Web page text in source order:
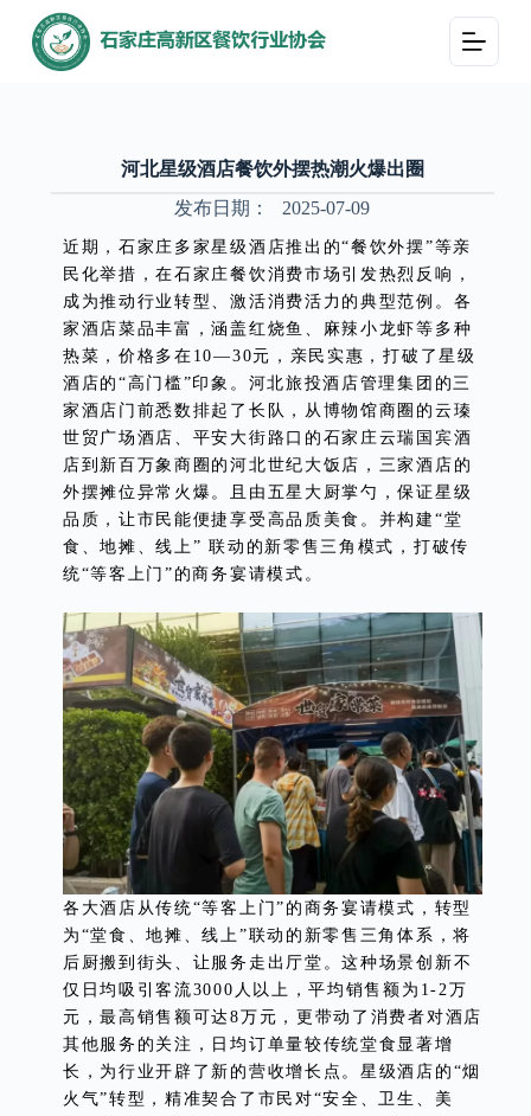
跳
过
河北星级酒店餐饮外摆热潮火爆出圈
发布日期：
2025-07-09
近期，石家庄多家星级酒店推出的“餐饮外摆”等亲
民化举措，在石家庄餐饮消费市场引发热烈反响，
成为推动行业转型、激活消费活力的典型范例。各
家酒店菜品丰富，涵盖红烧鱼、麻辣小龙虾等多种
热菜，价格多在10—30元，亲民实惠，打破了星级
酒店的“高门槛”印象。河北旅投酒店管理集团的三
家酒店门前悉数排起了长队，从博物馆商圈的云瑧
世贸广场酒店、平安大街路口的石家庄云瑞国宾酒
店到新百万象商圈的河北世纪大饭店，三家酒店的
外摆摊位异常火爆。且由五星大厨掌勺，保证星级
品质，让市民能便捷享受高品质美食。并构建“堂
食、地摊、线上” 联动的新零售三角模式，打破传
统“等客上门”的商务宴请模式。
各大酒店从传统“等客上门”的商务宴请模式，转型
为“堂食、地摊、线上”联动的新零售三角体系，将
后厨搬到街头、让服务走出厅堂。这种场景创新不
仅日均吸引客流3000人以上，平均销售额为1-2万
元，最高销售额可达8万元，更带动了消费者对酒店
其他服务的关注，日均订单量较传统堂食显著增
长，为行业开辟了新的营收增长点。星级酒店的“烟
火气”转型，精准契合了市民对“安全、卫生、美